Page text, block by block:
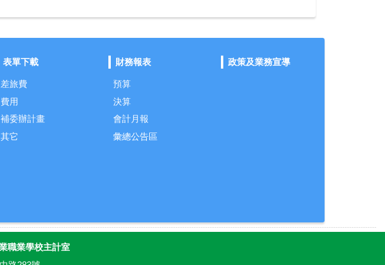
表單下載
差旅費
費用
補委辦計畫
其它
財務報表
預算
決算
會計月報
彙總公告區
政策及業務宣導
職業學校主計室